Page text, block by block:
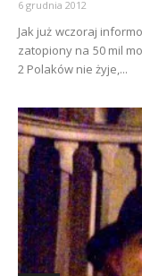
6 grudnia 2012
Jak już wczoraj
zatopiony na 50 mil
2 Polaków nie żyje,...